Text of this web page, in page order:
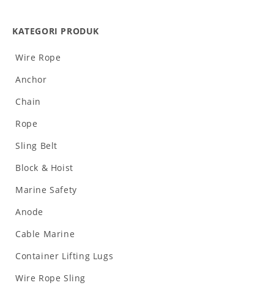
KATEGORI PRODUK
Wire Rope
Anchor
Chain
Rope
Sling Belt
Block & Hoist
Marine Safety
Anode
Cable Marine
Container Lifting Lugs
Wire Rope Sling